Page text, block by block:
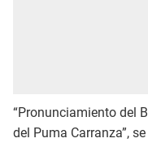
“Pronunciamiento del
del Puma Carranza”,